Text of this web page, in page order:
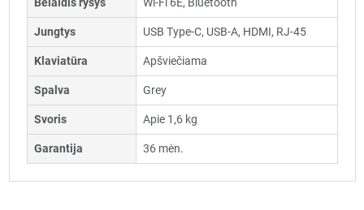
Belaidis ryšys Wi-Fi 6E, Bluetooth
Jungtys USB Type-C, USB-A, HDMI, RJ-45
Klaviatūra Apšviečiama
Spalva Grey
Svoris Apie 1,6 kg
Garantija 36 mėn.